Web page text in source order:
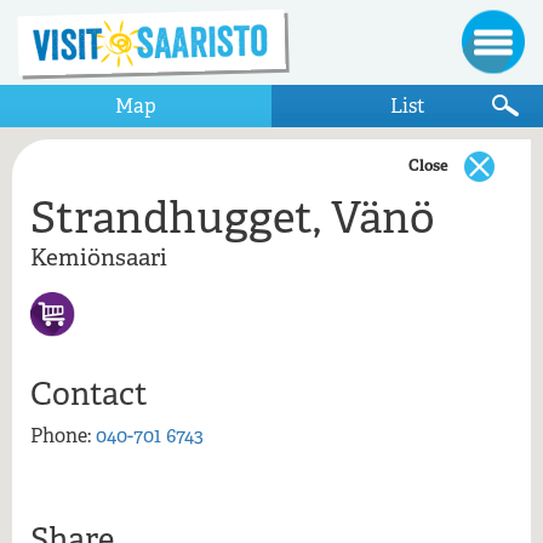
Map List
Show only items that appear on the map
Kemiönsaari
Kajs Bogser och Sjötrans
Vänö
Close
Strandhugget, Vänö
Kemiönsaari
Contact
Phone:040-701 6743